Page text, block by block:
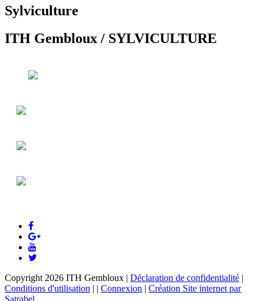
Sylviculture
ITH Gembloux / SYLVICULTURE
Copyright 2026 ITH Gembloux | Déclaration de confidentialité |
Conditions d'utilisation | | Connexion | Création Site internet par
Satrabel